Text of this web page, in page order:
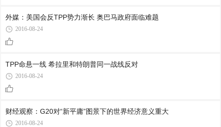
外媒：美国会反TPP势力渐长 奥巴马政府面临难题
2016-08-24
TPP命悬一线 希拉里和特朗普同一战线反对
2016-08-24
财经观察：G20对“新平庸”图景下的世界经济意义重大
2016-08-24